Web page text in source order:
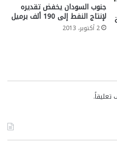
جنوب السودان يخفض تقديره
لإنتاج النفط إلى 190 ألف برميل
2 أكتوبر، 2013